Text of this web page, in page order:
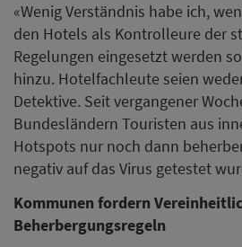
«Wenig Verständnis habe ich,
den Hotels als Kontrolleure der
Regelungen eingesetzt werden
hinzu. Hotelfachleute seien
Detektive. Seit vergangener
Bundesländern Touristen aus
Hotspots nur noch dann
negativ auf das Virus getestet
Kommunen fordern
Beherbergungsregeln